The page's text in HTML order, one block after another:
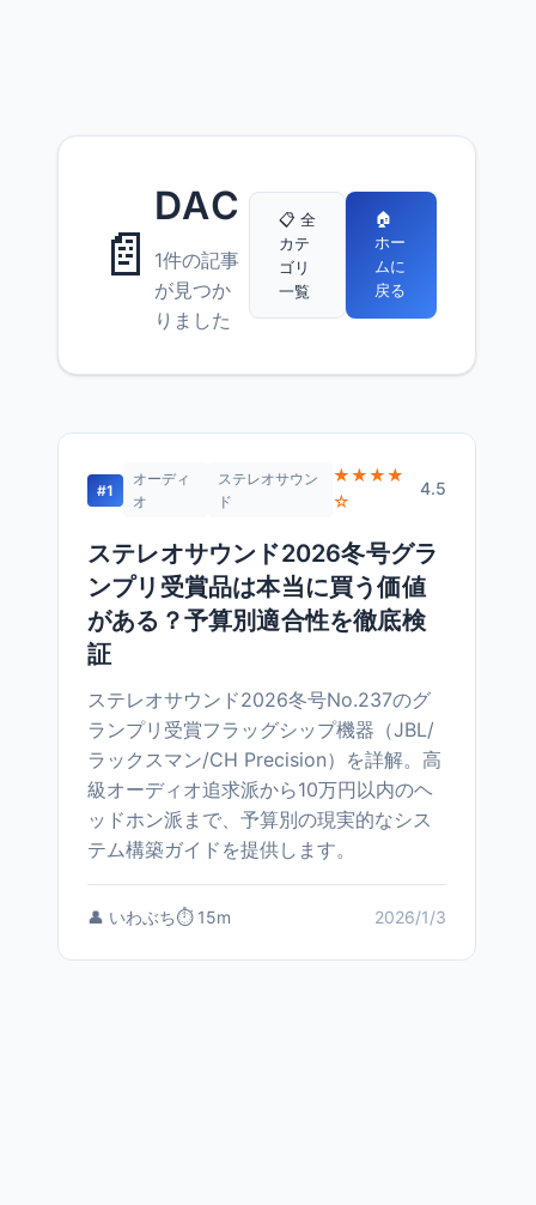
📄
DAC
1件の記事
が見つか
りました
📋 全
カテ
ゴリ
一覧
🏠
ホー
ムに
戻る
#1
オーディ
オ
ステレオサウン
ド
★★★★
☆
4.5
ステレオサウンド2026冬号グラ
ンプリ受賞品は本当に買う価値
がある？予算別適合性を徹底検
証
ステレオサウンド2026冬号No.237のグ
ランプリ受賞フラッグシップ機器（JBL/
ラックスマン/CH Precision）を詳解。高
級オーディオ追求派から10万円以内のヘ
ッドホン派まで、予算別の現実的なシス
テム構築ガイドを提供します。
👤 いわぶち⏱️ 15m 2026/1/3